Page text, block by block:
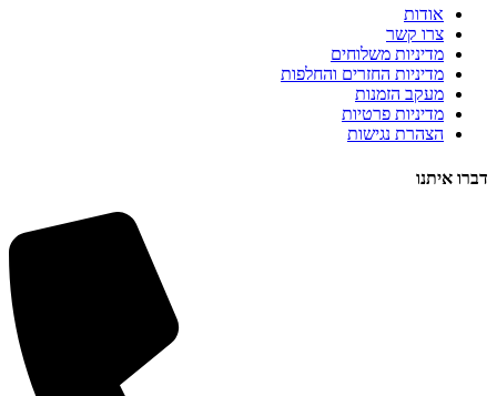
אודות
צרו קשר
מדיניות משלוחים
מדיניות החזרים והחלפות
מעקב הזמנות
מדיניות פרטיות
הצהרת נגישות
דברו איתנו